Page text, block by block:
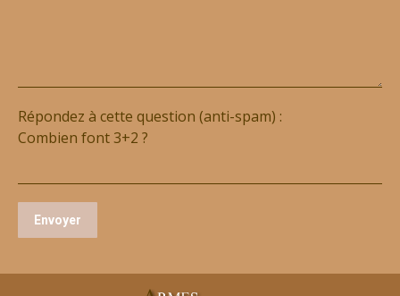
Répondez à cette question (anti-spam) :
Combien font 3+2 ?